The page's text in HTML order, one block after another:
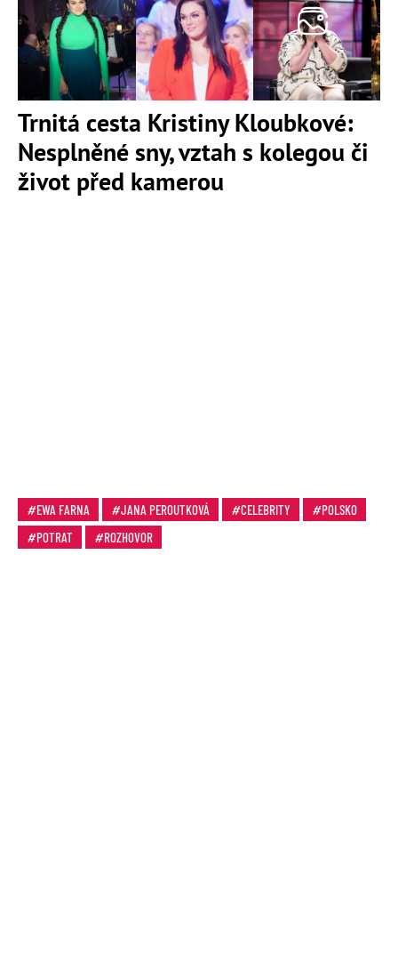
Trnitá cesta Kristiny Kloubkové:
Nesplněné sny, vztah s kolegou či
život před kamerou
EWA FARNA JANA PEROUTKOVÁ CELEBRITY
POLSKO
POTRAT
ROZHOVOR